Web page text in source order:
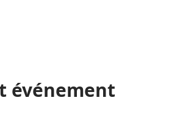
événement